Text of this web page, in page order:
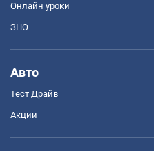
Онлайн уроки
ЗНО
Авто
Тест Драйв
Акции